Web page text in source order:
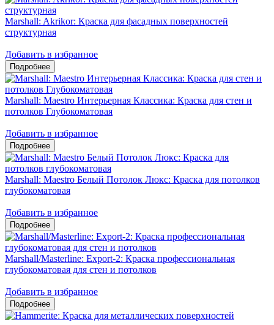
Marshall: Akrikor: Краска для фасадных поверхностей
структурная
Добавить в избранное
Marshall: Maestro Интерьерная Классика: Краска для стен и
потолков Глубокоматовая
Добавить в избранное
Marshall: Maestro Белый Потолок Люкс: Краска для потолков
глубокоматовая
Добавить в избранное
Marshall/Masterline: Export-2: Краска профессиональная
глубокоматовая для стен и потолков
Добавить в избранное